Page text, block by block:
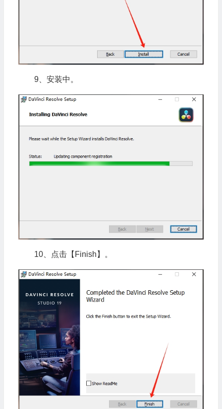
9、安装中。
10、点击【Finish】。